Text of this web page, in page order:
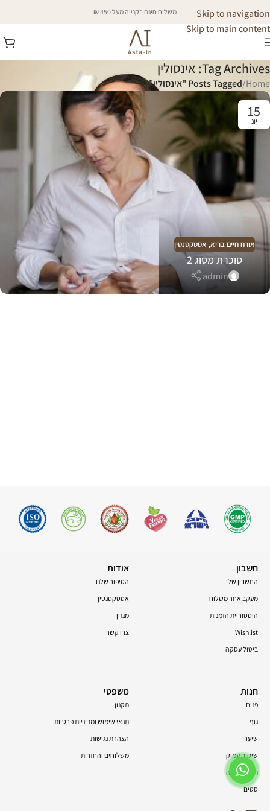
Skip to navigation
Skip to main content
משלוח חינם בקנייה מעל 450 ₪
Tag Archives: אינסולין
Home
/Posts Tagged "אינסולין"
15
יונ
אורח חיים בריא, אסטקסנטין
סוכרת מסוג 2
admin
חשבון
החשבון שלי
מעקב אחר משלוח
היסטוריית הזמנות
Wishlist
ביטול עסקה
אודות
הסיפור שלנו
אסטקסנטין
מגזין
צרו קשר
חנות
פנים
גוף
שיער
שיקום עמוק
תוספי תזונה
סטים
משפטי
תקנון
תנאי שימוש ומדיניות פרטיות
הצהרת נגישות
משלוחים והחזרות